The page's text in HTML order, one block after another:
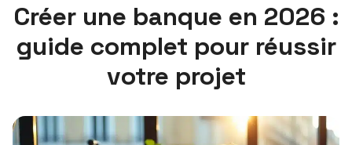
Créer une banque en 2026 :
guide complet pour réussir
votre projet